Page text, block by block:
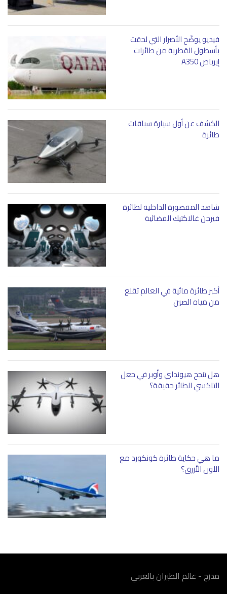
فيديو يوضّح الأضرار التي لحقت
بأسطول القطرية من طائرات
إيرباص A350
الكشف عن أول سيارة سباقات
طائرة
شاهد المقصورة الداخلية لطائرة
فيرجن غالاكتيك الفضائية
أكبر طائرة مائية في العالم تقلع
من مياه الصين
هل تنجح هيونداي وأوبر في جعل
التاكسي الطائر حقيقة؟
ما هي حكاية طائرة كونكورد مع
اللون الأزرق؟
مدرج - عالم الطيران بالعربي